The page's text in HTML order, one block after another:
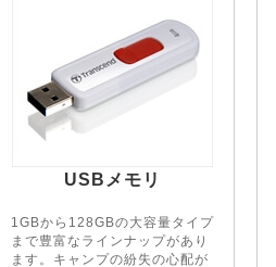
USBメモリ
1GBから128GBの大容量タイプ
まで豊富なラインナップがあり
ます。キャンプの紛失の心配が